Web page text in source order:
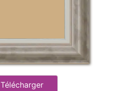
Télécharger